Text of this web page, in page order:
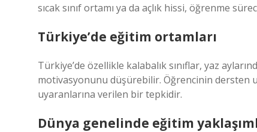
sıcak sınıf ortamı ya da açlık hissi, öğrenme
Türkiye’de eğitim ortamları
Türkiye’de özellikle kalabalık sınıflar, yaz
motivasyonunu düşürebilir. Öğrencinin dersten
uyaranlarına verilen bir tepkidir.
Dünya genelinde eğitim